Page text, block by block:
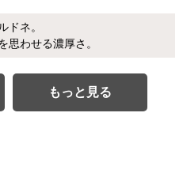
ドネ。
思わせる濃厚さ。
もっと見る